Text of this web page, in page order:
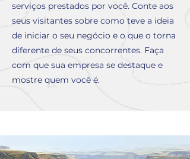
serviços prestados por você. Conte aos
seus visitantes sobre como teve a ideia
de iniciar o seu negócio e o que o torna
diferente de seus concorrentes. Faça
com que sua empresa se destaque e
mostre quem você é.